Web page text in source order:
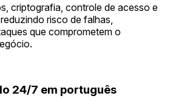
criptografia, controle de acesso e
risco de falhas,
que comprometem o
24/7 em português